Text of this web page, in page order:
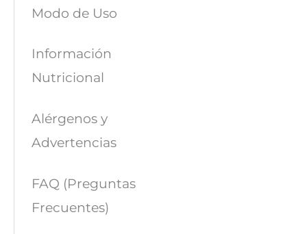
Modo de Uso
Información
Nutricional
Alérgenos y
Advertencias
FAQ (Preguntas
Frecuentes)